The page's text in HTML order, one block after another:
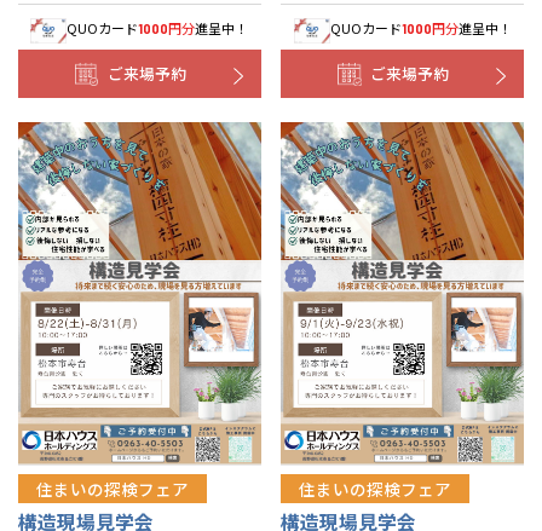
QUOカード1000円分進呈中！
ご来場予約
QUOカード1000円分進呈中！
ご来場予約
住まいの探検フェア
構造現場見学会
住まいの探検フェア
構造現場見学会